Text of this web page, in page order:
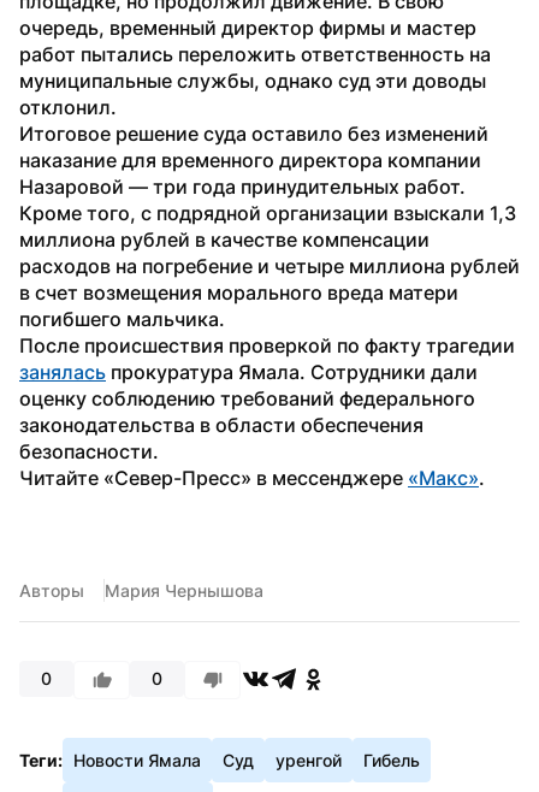
очередь, временный директор фирмы и мастер
работ пытались переложить ответственность на
муниципальные службы, однако суд эти доводы
отклонил.
Итоговое решение суда оставило без изменений
наказание для временного директора компании
Назаровой — три года принудительных работ.
Кроме того, с подрядной организации взыскали 1,3
миллиона рублей в качестве компенсации
расходов на погребение и четыре миллиона рублей
в счет возмещения морального вреда матери
погибшего мальчика.
занялась прокуратура Ямала. Сотрудники дали
оценку соблюдению требований федерального
законодательства в области обеспечения
безопасности.
Читайте «Север-Пресс» в мессенджере «Макс».
Авторы Мария Чернышова
0 0
Теги: Новости Ямала Суд уренгой Гибель